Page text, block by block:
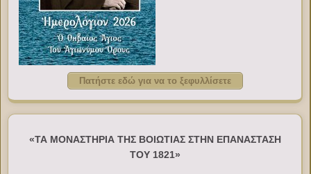
Πατήστε εδώ για να το ξεφυλλίσετε
«ΤΑ ΜΟΝΑΣΤΗΡΙΑ ΤΗΣ ΒΟΙΩΤΙΑΣ ΣΤΗΝ ΕΠΑΝΑΣΤΑΣΗ
ΤΟΥ 1821»